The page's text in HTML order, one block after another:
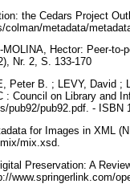
the Cedars Project
colman/metadata/
Hector: Peer-
Nr. 2, S. 133-170
Peter B. ; LEVY, David
: Council on Library and
pub92/pub92.pdf. - ISBN
for Images in XML
mix.xsd.
Preservation: A
www.springerlink.com/